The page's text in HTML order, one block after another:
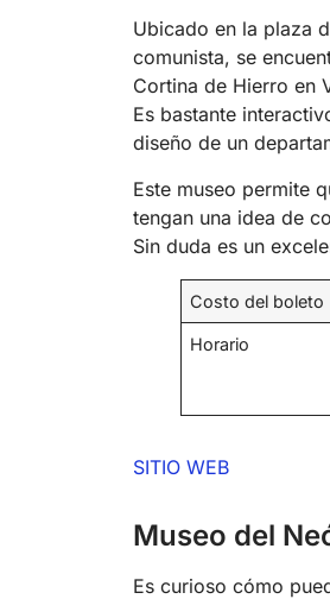
Ubicado en la plaza
comunista, se
Cortina de Hierro en
Es bastante
diseño de un
Este museo permite
tengan una idea de
Sin duda es un
Costo del boleto
Horario
SITIO WEB
Museo del
Es curioso cómo